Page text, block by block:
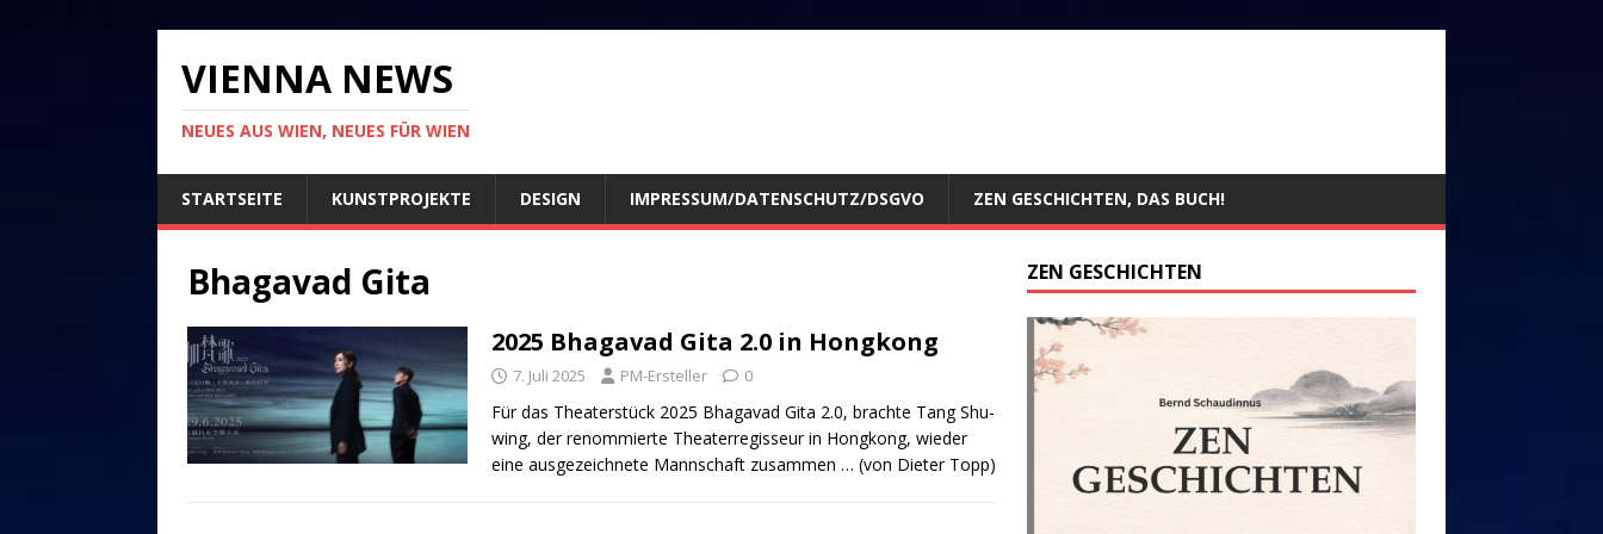
VIENNA NEWS
NEUES AUS WIEN, NEUES FÜR WIEN
STARTSEITE KUNSTPROJEKTE DESIGN IMPRESSUM/DATENSCHUTZ/DSGVO ZEN GESCHICHTEN, DAS BUCH!
Bhagavad Gita
2025 Bhagavad Gita 2.0 in Hongkong
7. Juli 2025 PM-Ersteller 0
Für das Theaterstück 2025 Bhagavad Gita 2.0, brachte Tang Shu-
wing, der renommierte Theaterregisseur in Hongkong, wieder
eine ausgezeichnete Mannschaft zusammen … (von Dieter Topp)
ZEN GESCHICHTEN